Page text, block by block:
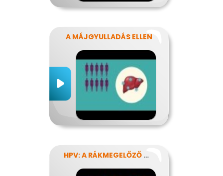
A MÁJGYULLADÁS ELLEN
HPV: A RÁKMEGELŐZŐ OLTÁS